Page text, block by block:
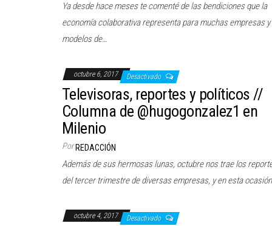
Ya desde hace meses te comenté de las bendiciones que la
economía colaborativa representa para muchas empresas y
modelos de…
octubre 6, 2017 Desactivado
Televisoras, reportes y políticos //
Columna de @hugogonzalez1 en
Milenio
Por REDACCIÓN
Además de sus hermosas lunas, octubre nos trae los
del tercer trimestre de diversas empresas, y en esta
octubre 4, 2017 Desactivado